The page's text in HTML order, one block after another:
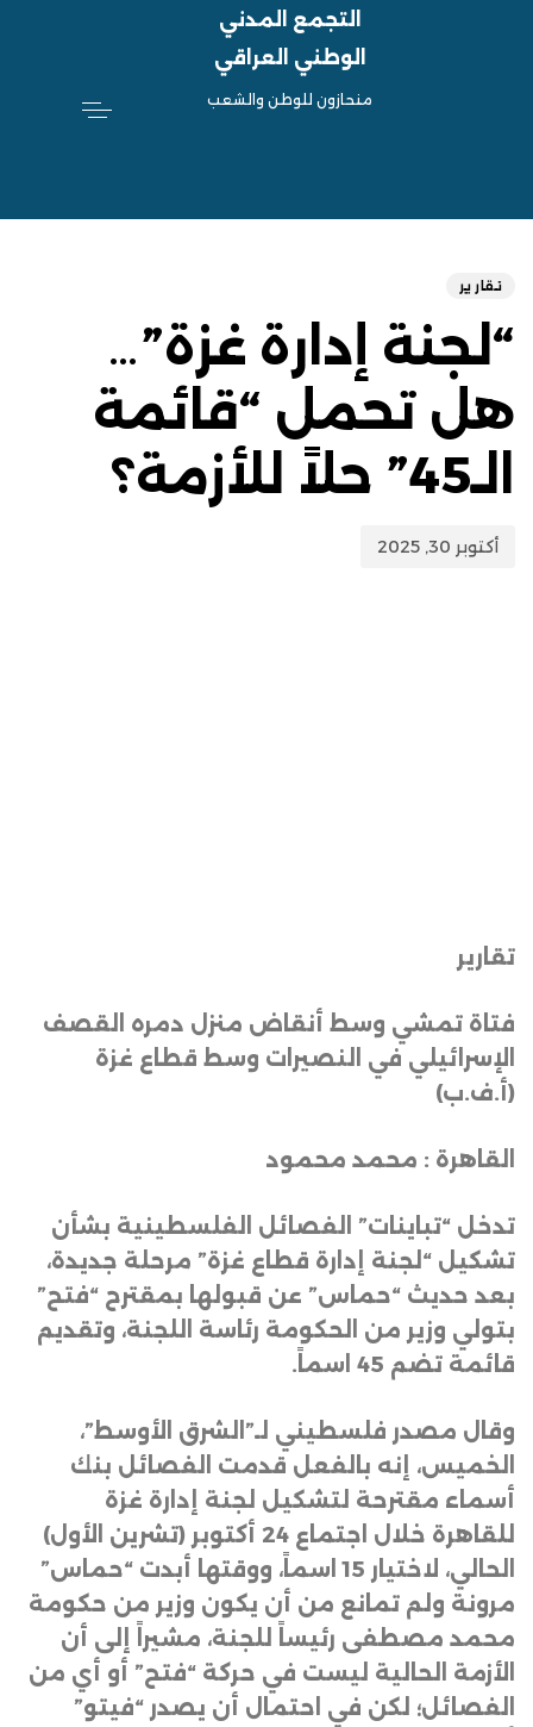
التجمع المدني
الوطني العراقي
منحازون للوطن والشعب
تقارير
“لجنة إدارة غزة”…
هل تحمل “قائمة
الـ45” حلاً للأزمة؟
أكتوبر 30, 2025
تقارير
فتاة تمشي وسط أنقاض منزل دمره القصف
الإسرائيلي في النصيرات وسط قطاع غزة
(أ.ف.ب)
القاهرة : محمد محمود
تدخل “تباينات” الفصائل الفلسطينية بشأن
تشكيل “لجنة إدارة قطاع غزة” مرحلة جديدة،
بعد حديث “حماس” عن قبولها بمقترح “فتح”
بتولي وزير من الحكومة رئاسة اللجنة، وتقديم
قائمة تضم 45 اسماً
.
وقال مصدر فلسطيني لـ”الشرق الأوسط”،
الخميس، إنه بالفعل قدمت الفصائل بنك
أسماء مقترحة لتشكيل لجنة إدارة غزة
للقاهرة خلال اجتماع 24 أكتوبر (تشرين الأول)
الحالي، لاختيار 15 اسماً، ووقتها أبدت “حماس”
مرونة ولم تمانع من أن يكون وزير من حكومة
محمد مصطفى رئيساً للجنة، مشيراً إلى أن
الأزمة الحالية ليست في حركة “فتح” أو أي من
الفصائل؛ لكن في احتمال أن يصدر “فيتو”